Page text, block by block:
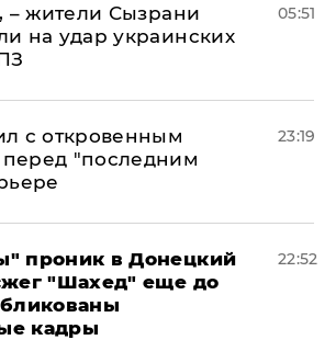
– жители Сызрани
на удар украинских
05:51
с откровенным
"последним
23:19
проник в Донецкий
"Шахед" еще до
кадры
22:52